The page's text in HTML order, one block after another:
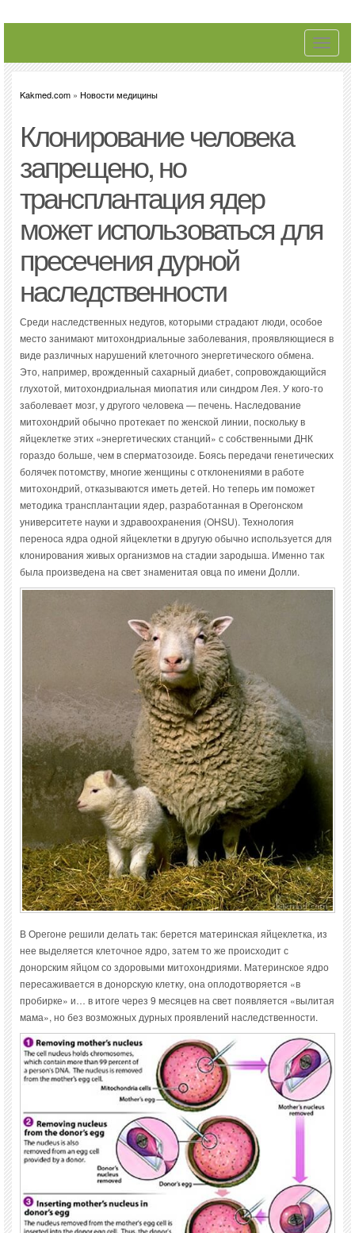
Toggle
Kakmed.com » Новости медицины
Клонирование человека
запрещено, но
трансплантация ядер
может использоваться для
пресечения дурной
наследственности
Среди наследственных недугов, которыми страдают люди, особое
место занимают митохондриальные заболевания, проявляющиеся в
виде различных нарушений клеточного энергетического обмена.
Это, например, врожденный сахарный диабет, сопровождающийся
глухотой, митохондриальная миопатия или синдром Лея. У кого-то
заболевает мозг, у другого человека — печень. Наследование
митохондрий обычно протекает по женской линии, поскольку в
яйцеклетке этих «энергетических станций» с собственными ДНК
гораздо больше, чем в сперматозоиде. Боясь передачи генетических
болячек потомству, многие женщины с отклонениями в работе
митохондрий, отказываются иметь детей. Но теперь им поможет
методика трансплантации ядер, разработанная в Орегонском
университете науки и здравоохранения (OHSU). Технология
переноса ядра одной яйцеклетки в другую обычно используется для
клонирования живых организмов на стадии зародыша. Именно так
была произведена на свет знаменитая овца по имени Долли.
В Орегоне решили делать так: берется материнская яйцеклетка, из
нее выделяется клеточное ядро, затем то же происходит с
донорским яйцом со здоровыми митохондриями. Материнское ядро
пересаживается в донорскую клетку, она оплодотворяется «в
пробирке» и… в итоге через 9 месяцев на свет появляется «вылитая
мама», но без возможных дурных проявлений наследственности.